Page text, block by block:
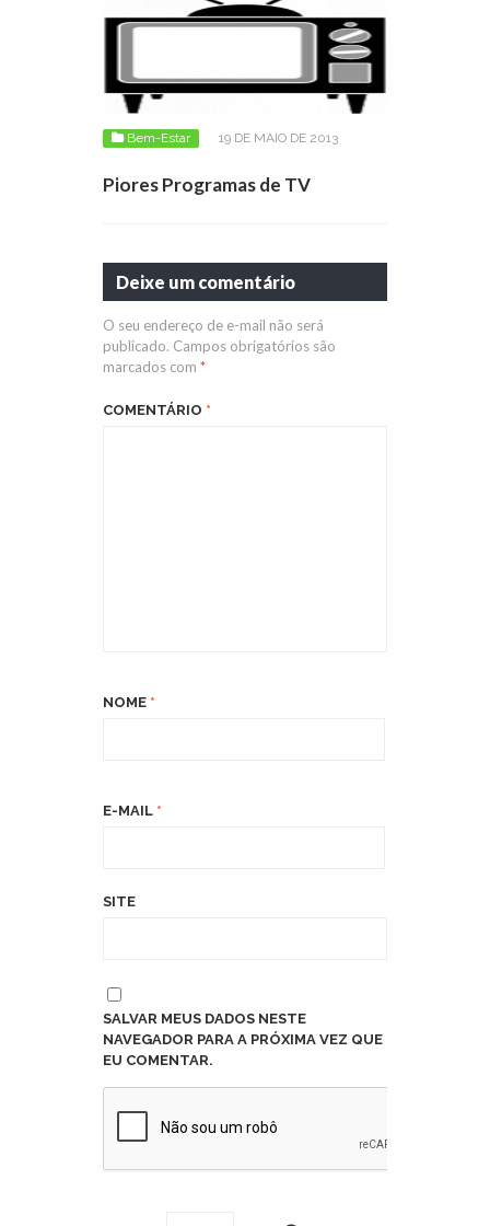
Bem-Estar 19 DE MAIO DE 2013
Piores Programas de TV
Deixe um comentário
O seu endereço de e-mail não será
publicado. Campos obrigatórios são
marcados com *
COMENTÁRIO *
NOME *
E-MAIL *
SITE
SALVAR MEUS DADOS NESTE
NAVEGADOR PARA A PRÓXIMA VEZ QUE
EU COMENTAR.